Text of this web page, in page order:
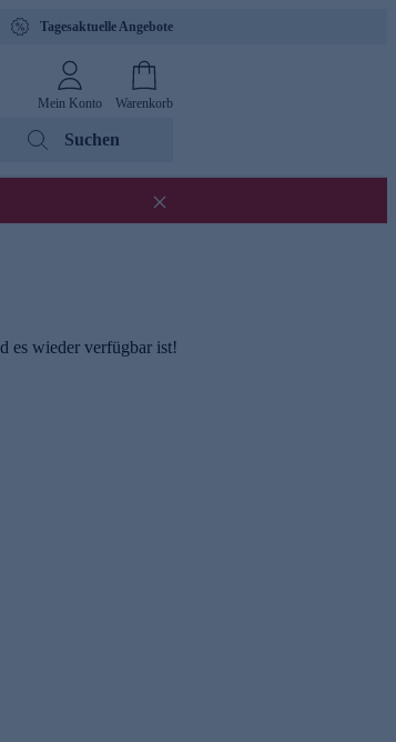
Tagesaktuelle Angebote
Mein Konto Warenkorb
Suchen
es wieder verfügbar ist!